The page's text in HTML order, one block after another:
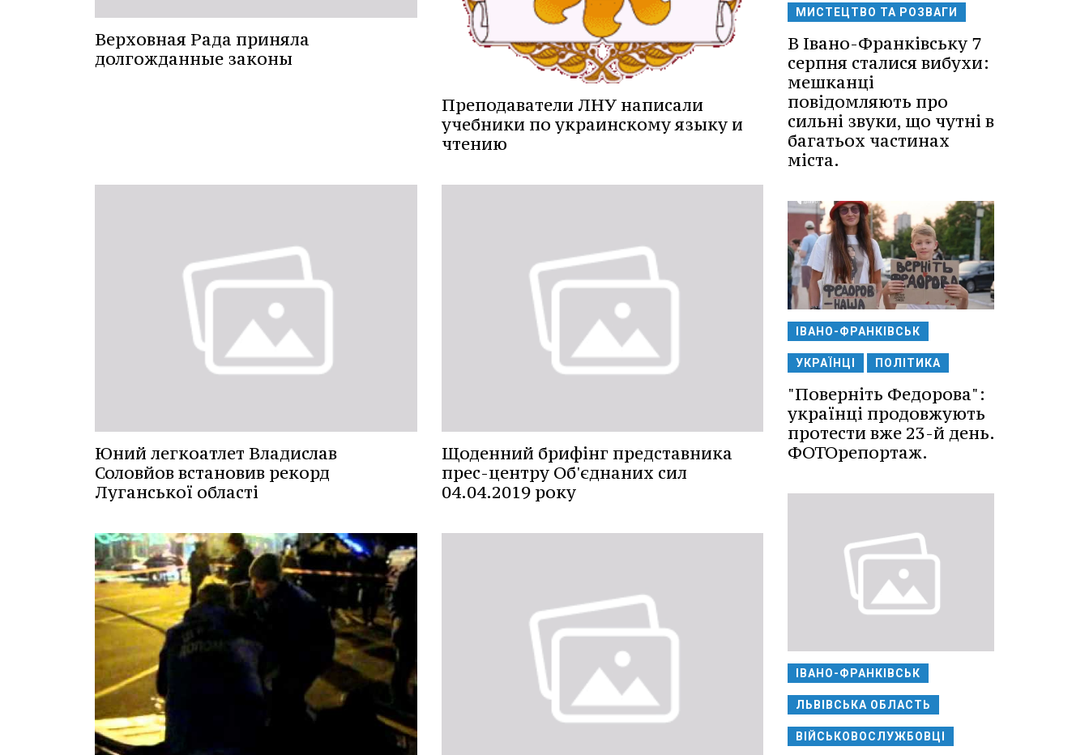
Верховная Рада приняла
долгожданные законы
Преподаватели ЛНУ написали
учебники по украинскому языку и
чтению
Юний легкоатлет Владислав
Соловйов встановив рекорд
Луганської області
Щоденний брифінг представника
прес-центру Об'єднаних сил
04.04.2019 року
МИСТЕЦТВО ТА РОЗВАГИ
В Івано-Франківську 7
серпня сталися вибухи:
мешканці
повідомляють про
сильні звуки, що чутні в
багатьох частинах
міста.
ІВАНО-ФРАНКІВСЬК
УКРАЇНЦІ ПОЛІТИКА
"Поверніть Федорова":
українці продовжують
протести вже 23-й день.
ФОТОрепортаж.
ІВАНО-ФРАНКІВСЬК
ЛЬВІВСЬКА ОБЛАСТЬ
ВІЙСЬКОВОСЛУЖБОВЦІ